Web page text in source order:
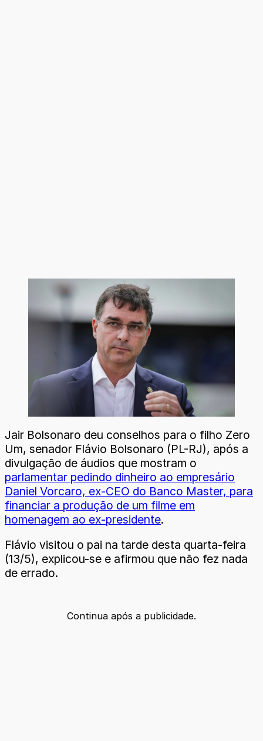
Jair Bolsonaro deu conselhos para o filho Zero
Um, senador Flávio Bolsonaro (PL-RJ), após a
divulgação de áudios que mostram o
parlamentar pedindo dinheiro ao empresário
Daniel Vorcaro, ex-CEO do Banco Master, para
financiar a produção de um filme em
homenagem ao ex-presidente.
Flávio visitou o pai na tarde desta quarta-feira
(13/5), explicou-se e afirmou que não fez nada
de errado.
Continua após a publicidade.